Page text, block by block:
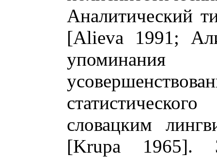
Аналитический
[Alieva 1991;
словацким
[Krupa 1965].